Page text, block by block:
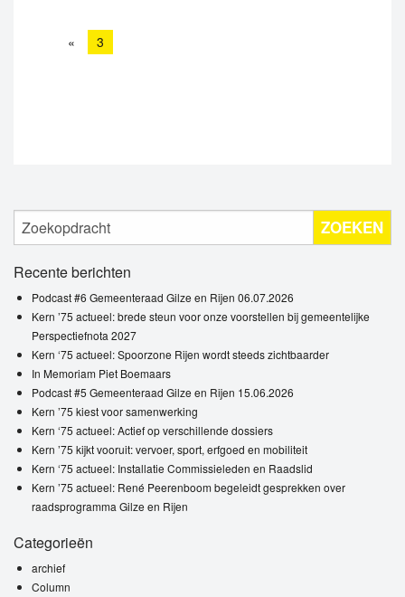
« 3
ZOEKEN
Recente berichten
Podcast #6 Gemeenteraad Gilze en Rijen 06.07.2026
Kern ’75 actueel: brede steun voor onze voorstellen bij gemeentelijke
Perspectiefnota 2027
Kern ‘75 actueel: Spoorzone Rijen wordt steeds zichtbaarder
In Memoriam Piet Boemaars
Podcast #5 Gemeenteraad Gilze en Rijen 15.06.2026
Kern ’75 kiest voor samenwerking
Kern ‘75 actueel: Actief op verschillende dossiers
Kern ’75 kijkt vooruit: vervoer, sport, erfgoed en mobiliteit
Kern ‘75 actueel: Installatie Commissieleden en Raadslid
Kern ’75 actueel: René Peerenboom begeleidt gesprekken over
raadsprogramma Gilze en Rijen
Categorieën
archief
Column